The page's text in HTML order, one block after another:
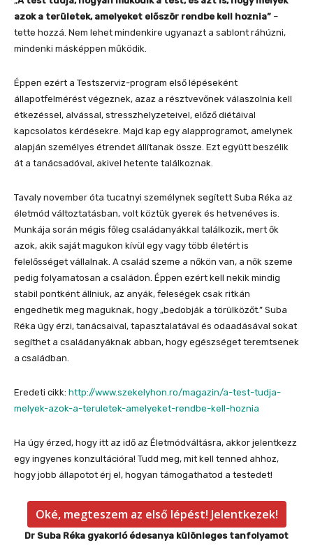
azok a területek, amelyeket először rendbe kell hoznia” –
tette hozzá. Nem lehet mindenkire ugyanazt a sablont ráhúzni,
mindenki másképpen működik.
Éppen ezért a Testszerviz-program első lépéseként
állapotfelmérést végeznek, azaz a résztvevőnek válaszolnia kell
étkezéssel, alvással, stresszhelyzeteivel, előző diétáival
kapcsolatos kérdésekre. Majd kap egy alapprogramot, amelynek
alapján személyes étrendet állítanak össze. Ezt együtt beszélik
át a tanácsadóval, akivel hetente találkoznak.
Tavaly november óta tucatnyi személynek segített Suba Réka az
életmód változtatásban, volt köztük gyerek és hetvenéves is.
Munkája során mégis főleg családanyákkal találkozik, mert ők
azok, akik saját magukon kívül egy vagy több életért is
felelősséget vállalnak. A család szeme a nőkön van, a nők szeme
pedig folyamatosan a családon. Éppen ezért kell nekik mindig
stabil pontként állniuk, az anyák, feleségek csak ritkán
engedhetik meg maguknak, hogy „bedobják a törülközőt.” Suba
Réka úgy érzi, tanácsaival, tapasztalatával és odaadásával sokat
segíthet a családanyáknak abban, hogy egészséget teremtsenek
a családban.
Eredeti cikk: http://www.szekelyhon.ro/magazin/a-test-tudja-
melyek-azok-a-teruletek-amelyeket-rendbe-kell-hoznia
Ha úgy érzed, hogy itt az idő az Életmódváltásra, akkor jelentkezz
egy ingyenes konzultációra! Tudd meg, mit kell tenned ahhoz,
hogy jobb állapotot érj el, hogyan támogathatod a testedet!
Oké, megteszem az első lépést! Jelentkezek!
Dr Suba Réka gyakorló édesanya különleges tanfolyamot